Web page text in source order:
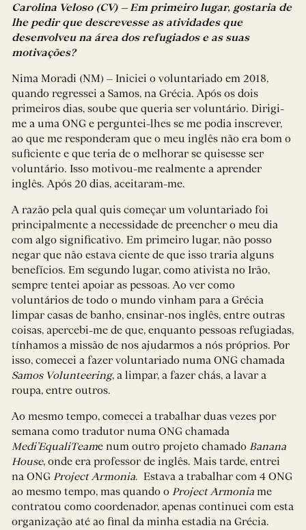
Carolina Veloso (CV) – Em primeiro lugar, gostaria de
lhe pedir que descrevesse as atividades que
desenvolveu na área dos refugiados e as suas
motivações?
Nima Moradi (NM) – Iniciei o voluntariado em 2018,
quando regressei a Samos, na Grécia. Após os dois
primeiros dias, soube que queria ser voluntário. Dirigi-
me a uma ONG e perguntei-lhes se me podia inscrever,
ao que me responderam que o meu inglês não era bom o
suficiente e que teria de o melhorar se quisesse ser
voluntário. Isso motivou-me realmente a aprender
inglês. Após 20 dias, aceitaram-me.
A razão pela qual quis começar um voluntariado foi
principalmente a necessidade de preencher o meu dia
com algo significativo. Em primeiro lugar, não posso
negar que não estava ciente de que isso traria alguns
benefícios. Em segundo lugar, como ativista no Irão,
sempre tentei apoiar as pessoas. Ao ver como
voluntários de todo o mundo vinham para a Grécia
limpar casas de banho, ensinar-nos inglês, entre outras
coisas, apercebi-me de que, enquanto pessoas refugiadas,
tínhamos a missão de nos ajudarmos a nós próprios. Por
isso, comecei a fazer voluntariado numa ONG chamada
Samos Volunteering, a limpar, a fazer chás, a lavar a
roupa, entre outros.
Ao mesmo tempo, comecei a trabalhar duas vezes por
semana como tradutor numa ONG chamada
Medi’EqualiTeame num outro projeto chamado Banana
House, onde era professor de inglês. Mais tarde, entrei
na ONG Project Armonia. Estava a trabalhar com 4 ONG
ao mesmo tempo, mas quando o Project Armoniame
contratou como coordenador, apenas continuei com esta
organização até ao final da minha estadia na Grécia.